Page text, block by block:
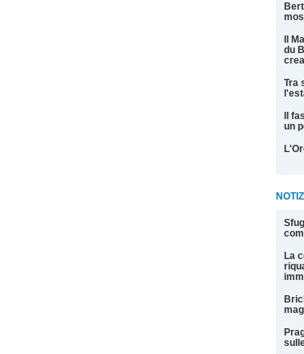
Il
du
Tra
Il
un
La